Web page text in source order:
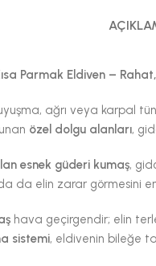
Parmak Eldiven –
ağrı veya karpal
özel dolgu alanları,
esnek güderi kumaş,
da elin zarar görmesini
hava geçirgendir; elin
sistemi, eldivenin bileğe